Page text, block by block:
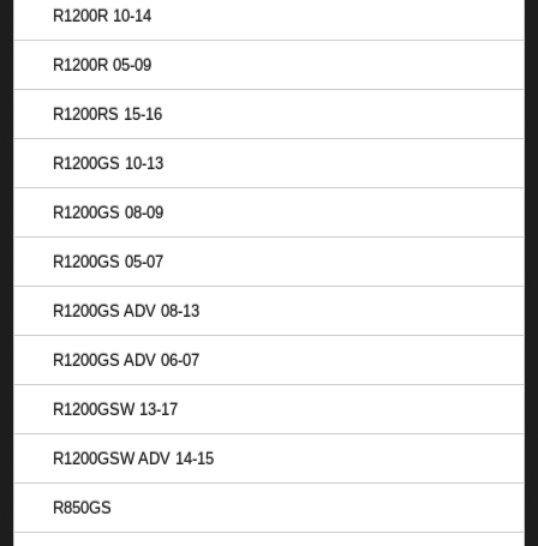
R1200R 10-14
R1200R 05-09
R1200RS 15-16
R1200GS 10-13
R1200GS 08-09
R1200GS 05-07
R1200GS ADV 08-13
R1200GS ADV 06-07
R1200GSW 13-17
R1200GSW ADV 14-15
R850GS